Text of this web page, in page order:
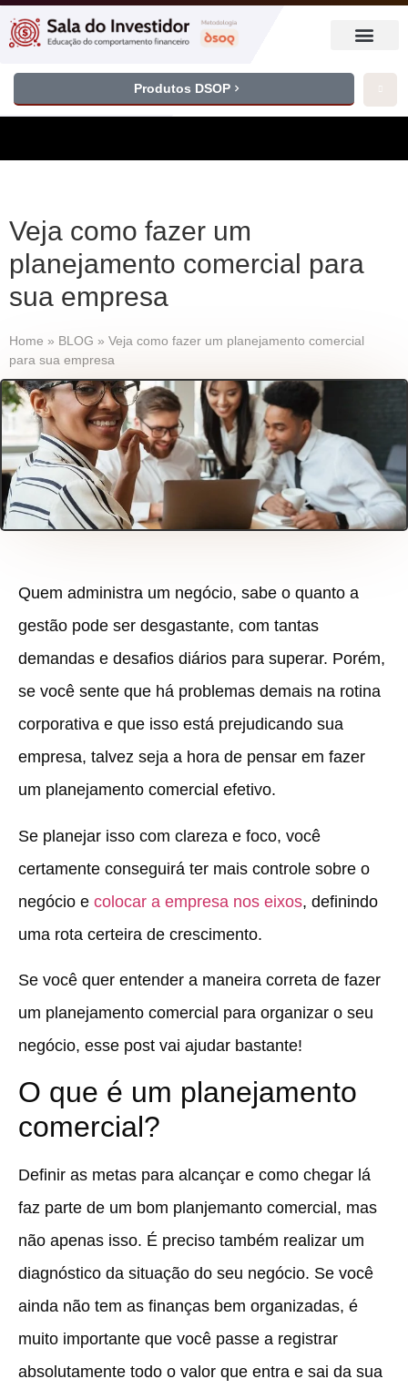
Produtos DSOP
Veja como fazer um
planejamento comercial para
sua empresa
Home » BLOG » Veja como fazer um planejamento comercial
para sua empresa
Quem administra um negócio, sabe o quanto a
gestão pode ser desgastante, com tantas
demandas e desafios diários para superar. Porém,
se você sente que há problemas demais na rotina
corporativa e que isso está prejudicando sua
empresa, talvez seja a hora de pensar em fazer
um planejamento comercial efetivo.
Se planejar isso com clareza e foco, você
certamente conseguirá ter mais controle sobre o
negócio e colocar a empresa nos eixos, definindo
uma rota certeira de crescimento.
Se você quer entender a maneira correta de fazer
um planejamento comercial para organizar o seu
negócio, esse post vai ajudar bastante!
O que é um planejamento
comercial?
Definir as metas para alcançar e como chegar lá
faz parte de um bom planjemanto comercial, mas
não apenas isso. É preciso também realizar um
diagnóstico da situação do seu negócio. Se você
ainda não tem as finanças bem organizadas, é
muito importante que você passe a registrar
absolutamente todo o valor que entra e sai da sua